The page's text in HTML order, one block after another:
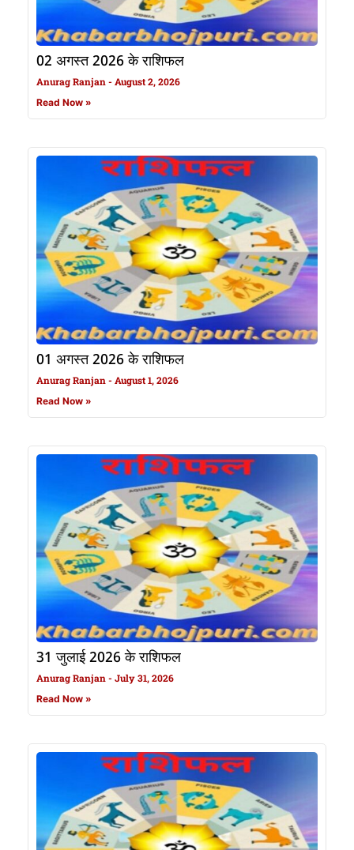
02 अगस्त 2026 के राशिफल
Anurag Ranjan August 2, 2026
Read Now »
01 अगस्त 2026 के राशिफल
Anurag Ranjan August 1, 2026
Read Now »
31 जुलाई 2026 के राशिफल
Anurag Ranjan July 31, 2026
Read Now »